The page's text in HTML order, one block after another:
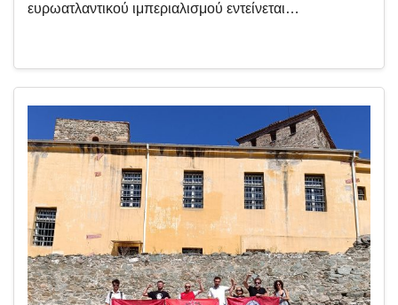
ευρωατλαντικού ιμπεριαλισμού εντείνεται…